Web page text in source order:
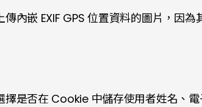
內嵌 EXIF GPS 位置資料的圖片，因
是否在 Cookie 中儲存使用者姓名、